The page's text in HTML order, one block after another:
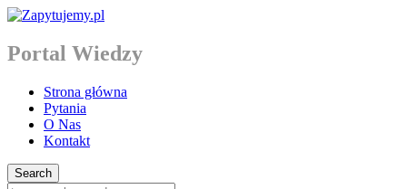
Portal Wiedzy
Strona główna
Pytania
O Nas
Kontakt